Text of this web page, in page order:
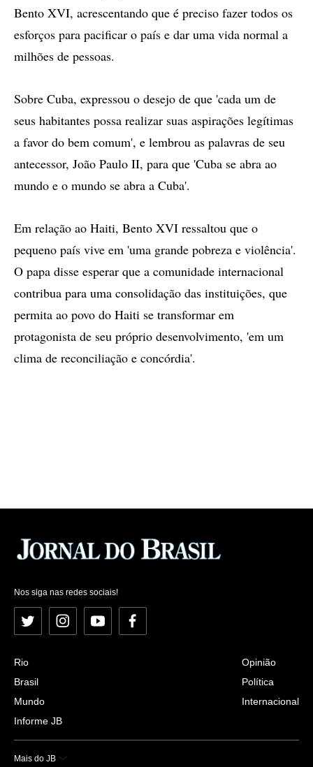
Bento XVI, acrescentando que é preciso fazer todos os
esforços para pacificar o país e dar uma vida normal a
milhões de pessoas.
Sobre Cuba, expressou o desejo de que 'cada um de
seus habitantes possa realizar suas aspirações legítimas
a favor do bem comum', e lembrou as palavras de seu
antecessor, João Paulo II, para que 'Cuba se abra ao
mundo e o mundo se abra a Cuba'.
Em relação ao Haiti, Bento XVI ressaltou que o
pequeno país vive em 'uma grande pobreza e violência'.
O papa disse esperar que a comunidade internacional
contribua para uma consolidação das instituições, que
permita ao povo do Haiti se transformar em
protagonista de seu próprio desenvolvimento, 'em um
clima de reconciliação e concórdia'.
Nos siga nas redes sociais!
Twitter InstagramYouTubeFacebook
Rio
Brasil
Mundo
Informe JB
Opinião
Política
Internacional
Mais do JB